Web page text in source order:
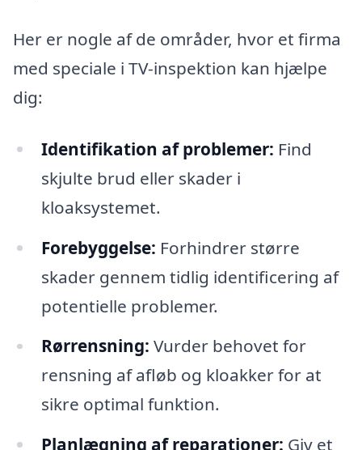
Her er nogle af de områder, hvor et firma
med speciale i TV-inspektion kan hjælpe
dig:
Identifikation af problemer: Find
skjulte brud eller skader i
kloaksystemet.
Forebyggelse: Forhindrer større
skader gennem tidlig identificering af
potentielle problemer.
Rørrensning: Vurder behovet for
rensning af afløb og kloakker for at
sikre optimal funktion.
Planlægning af reparationer: Giv et